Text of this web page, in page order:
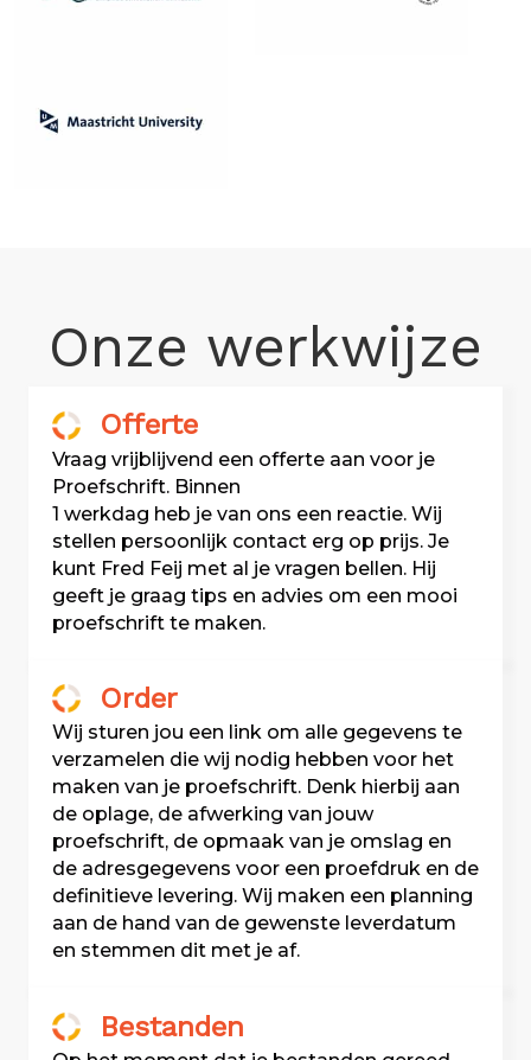
Onze werkwijze
Offerte
Vraag vrijblijvend een offerte aan voor je
Proefschrift. Binnen
1 werkdag heb je van ons een reactie. Wij
stellen persoonlijk contact erg op prijs. Je
kunt Fred Feij met al je vragen bellen. Hij
geeft je graag tips en advies om een mooi
proefschrift te maken.
Order
Wij sturen jou een link om alle gegevens te
verzamelen die wij nodig hebben voor het
maken van je proefschrift. Denk hierbij aan
de oplage, de afwerking van jouw
proefschrift, de opmaak van je omslag en
de adresgegevens voor een proefdruk en de
definitieve levering. Wij maken een planning
aan de hand van de gewenste leverdatum
en stemmen dit met je af.
Bestanden